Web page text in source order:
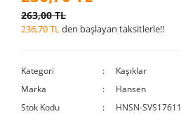
263,00 TL
236,70 TLden başlayan taksitlerle!!
Kategori
Kaşıklar
Marka
Hansen
Stok Kodu
HNSN-SVS17611